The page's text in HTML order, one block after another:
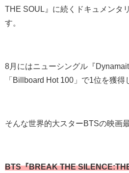
THE SOUL』に続くドキュメンタ
す。
8月にはニューシングル『
「Billboard Hot 100」で1位を獲得
そんな世界的大スターBTSの映画
BTS『BREAK THE